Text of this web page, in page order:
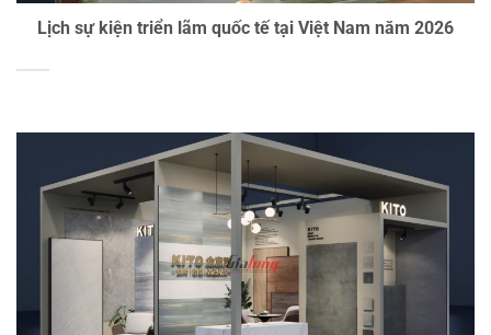
Lịch sự kiện triển lãm quốc tế tại Việt Nam năm 2026